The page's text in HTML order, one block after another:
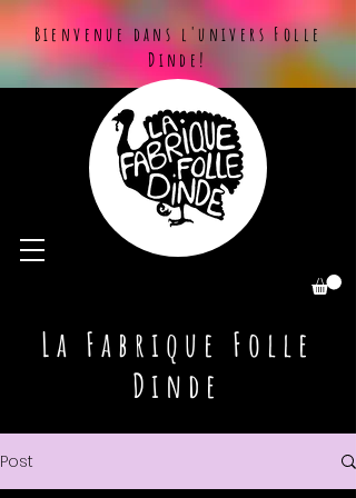
Bienvenue dans l'univers Folle
Dinde!
La Fabrique Folle
Dinde
Post